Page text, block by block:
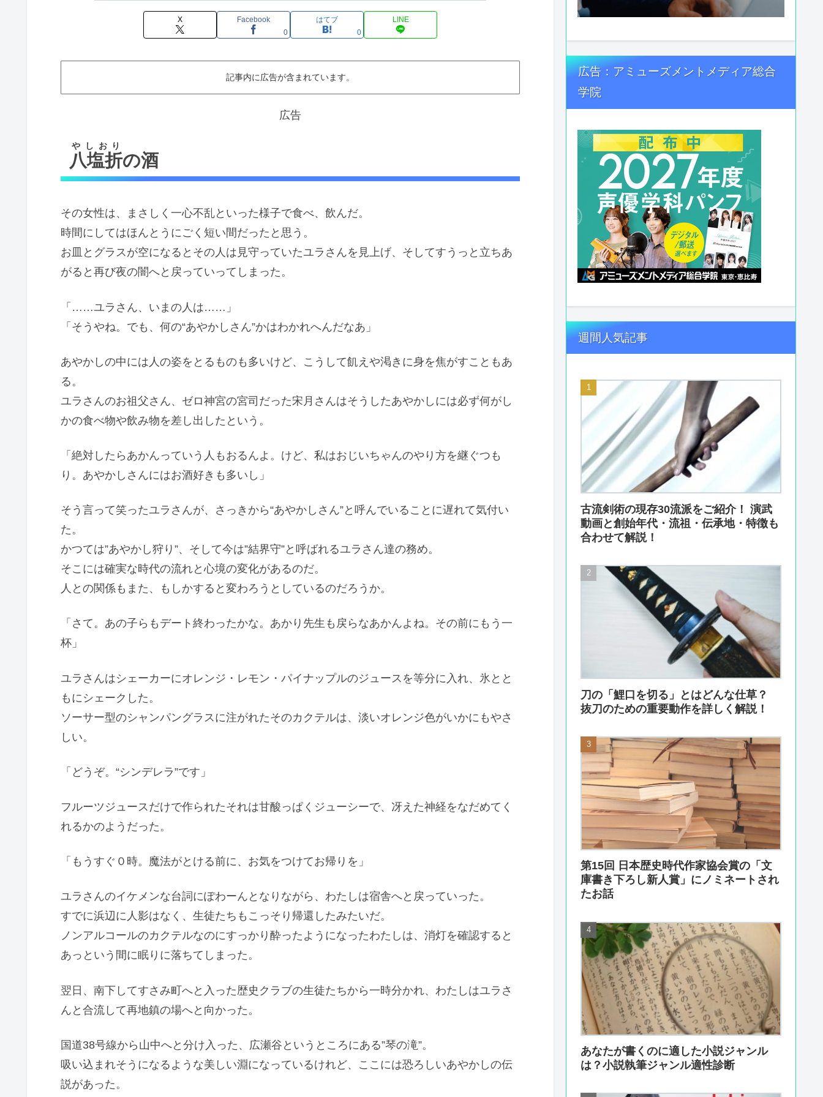
X
Facebook
0
はてブ
0
LINE
記事内に広告が含まれています。
広告
八塩折
やしおり
の酒
その女性は、まさしく一心不乱といった様子で食べ、飲んだ。
時間にしてはほんとうにごく短い間だったと思う。
お皿とグラスが空になるとその人は見守っていたユラさんを見上げ、そしてすうっと立ちあ
がると再び夜の闇へと戻っていってしまった。
「……ユラさん、いまの人は……」
「そうやね。でも、何の“あやかしさん”かはわかれへんだなあ」
あやかしの中には人の姿をとるものも多いけど、こうして飢えや渇きに身を焦がすこともあ
る。
ユラさんのお祖父さん、ゼロ神宮の宮司だった宋月さんはそうしたあやかしには必ず何がし
かの食べ物や飲み物を差し出したという。
「絶対したらあかんっていう人もおるんよ。けど、私はおじいちゃんのやり方を継ぐつも
り。あやかしさんにはお酒好きも多いし」
そう言って笑ったユラさんが、さっきから“あやかしさん”と呼んでいることに遅れて気付い
た。
かつては”あやかし狩り”、そして今は”結界守”と呼ばれるユラさん達の務め。
そこには確実な時代の流れと心境の変化があるのだ。
人との関係もまた、もしかすると変わろうとしているのだろうか。
「さて。あの子らもデート終わったかな。あかり先生も戻らなあかんよね。その前にもう一
杯」
ユラさんはシェーカーにオレンジ・レモン・パイナップルのジュースを等分に入れ、氷とと
もにシェークした。
ソーサー型のシャンパングラスに注がれたそのカクテルは、淡いオレンジ色がいかにもやさ
しい。
「どうぞ。“シンデレラ”です」
フルーツジュースだけで作られたそれは甘酸っぱくジューシーで、冴えた神経をなだめてく
れるかのようだった。
「もうすぐ０時。魔法がとける前に、お気をつけてお帰りを」
ユラさんのイケメンな台詞にぽわーんとなりながら、わたしは宿舎へと戻っていった。
すでに浜辺に人影はなく、生徒たちもこっそり帰還したみたいだ。
ノンアルコールのカクテルなのにすっかり酔ったようになったわたしは、消灯を確認すると
あっという間に眠りに落ちてしまった。
翌日、南下してすさみ町へと入った歴史クラブの生徒たちから一時分かれ、わたしはユラさ
んと合流して再地鎮の場へと向かった。
国道38号線から山中へと分け入った、広瀬谷というところにある”琴の滝”。
吸い込まれそうになるような美しい淵になっているけれど、ここには恐ろしいあやかしの伝
説があった。
広告：アミューズメントメディア総合
学院
週間人気記事
古流剣術の現存30流派をご紹介！ 演武
動画と創始年代・流祖・伝承地・特徴も
合わせて解説！
刀の「鯉口を切る」とはどんな仕草？
抜刀のための重要動作を詳しく解説！
第15回 日本歴史時代作家協会賞の「文
庫書き下ろし新人賞」にノミネートされ
たお話
あなたが書くのに適した小説ジャンル
は？小説執筆ジャンル適性診断